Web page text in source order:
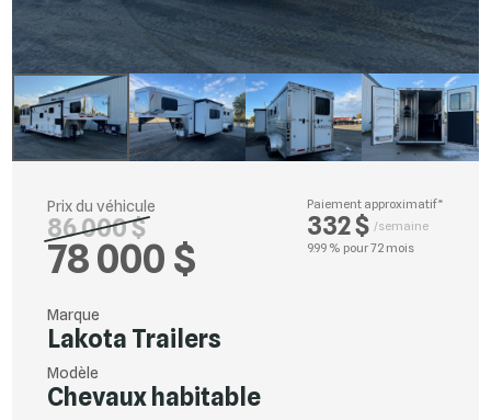
Prix du véhicule
86 000 $
78 000 $
Paiement approximatif*
332 $ /semaine
9.99 % pour 72 mois
Marque
Lakota Trailers
Modèle
Chevaux habitable